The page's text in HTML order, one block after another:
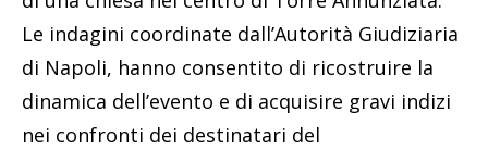
Le indagini coordinate dall’Autorità Giudiziaria
di Napoli, hanno consentito di ricostruire la
dinamica dell’evento e di acquisire gravi indizi
nei confronti dei destinatari del